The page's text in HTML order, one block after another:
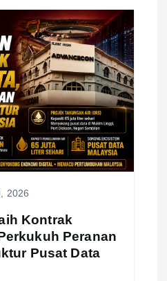
2026
Kontrak
Peranan
Pusat Data